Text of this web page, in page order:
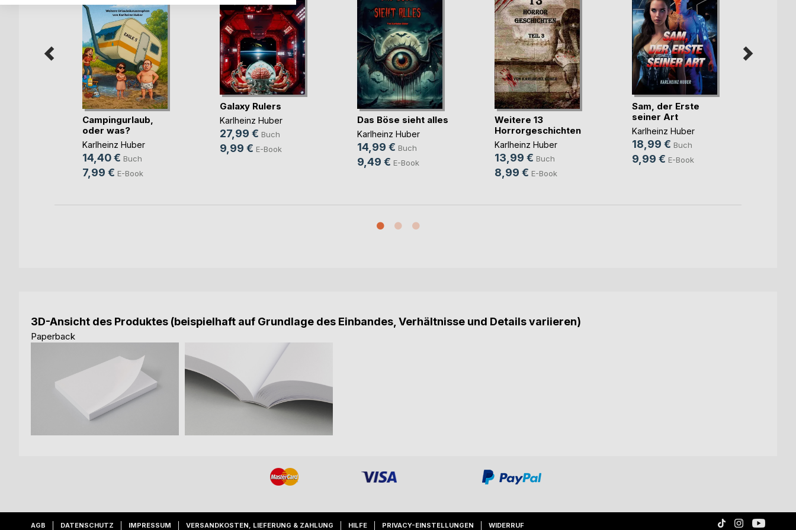
Campingurlaub,
oder was?
Karlheinz Huber
14,40 € Buch
7,99 € E-Book
Galaxy Rulers
Karlheinz Huber
27,99 € Buch
9,99 € E-Book
Das Böse sieht alles
Karlheinz Huber
14,99 € Buch
9,49 € E-Book
Weitere 13
Horrorgeschichten
Karlheinz Huber
13,99 € Buch
8,99 € E-Book
Sam, der Erste
seiner Art
Karlheinz Huber
18,99 € Buch
9,99 € E-Book
3D-Ansicht des Produktes (beispielhaft auf Grundlage des Einbandes, Verhältnisse und Details variieren)
Paperback
AGB DATENSCHUTZ IMPRESSUM VERSANDKOSTEN, LIEFERUNG & ZAHLUNG HILFE PRIVACY-EINSTELLUNGEN WIDERRUF